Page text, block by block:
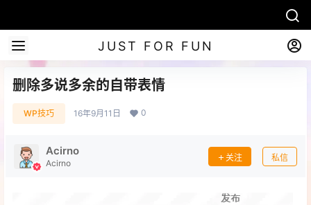
JUST FOR FUN
删除多说多余的自带表情
WP技巧 16年9月11日 0
Acirno
Acirno
关注 私信